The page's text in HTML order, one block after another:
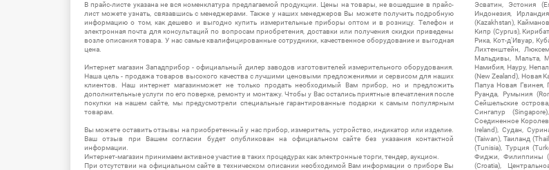
В прайс-листе указана не вся номенклатура предлагаемой продукции. Цены на товары, не вошедшие в прайс-
лист можете узнать, связавшись с менеджерами. Также у наших менеджеров Вы можете получить подробную
информацию о том, как дешево и выгодно купить измерительные приборы оптом и в розницу. Телефон и
электронная почта для консультаций по вопросам приобретения, доставки или получения скидки приведены
возле описания товара. У нас самые квалифицированные сотрудники, качественное оборудование и выгодная
цена.
Интернет магазин Западприбор - официальный дилер заводов изготовителей измерительного оборудования.
Наша цель - продажа товаров высокого качества с лучшими ценовыми предложениями и сервисом для наших
клиентов. Наш интернет магазинможет не только продать необходимый Вам прибор, но и предложить
дополнительные услуги по его поверке, ремонту и монтажу. Чтобы у Вас остались приятные впечатления после
покупки на нашем сайте, мы предусмотрели специальные гарантированные подарки к самым популярным
товарам.
Вы можете оставить отзывы на приобретенный у нас прибор, измеритель, устройство, индикатор или изделие.
Ваш отзыв при Вашем согласии будет опубликован на официальном сайте без указания контактной
информации.
Интернет-магазин принимаем активное участие в таких процедурах как электронные торги, тендер, аукцион.
При отсутствии на официальном сайте в техническом описании необходимой Вам информации о приборе Вы
Эсватин, Эстония
Индонезия,
(Kazakhstan),
Кипр (Cyprus),
Рика, Кот-д'Ивуар,
Лихтенштейн,
Мальдивы, Мальта,
Намибия, Науру,
(New Zealand), Новая
Папуа Новая Гвинея,
Руанда, Румыния
Сейшельские
Сингапур
Соединенное
Ireland), Судан,
(Taiwan), Таиланд
(Tunisia), Турция
Фиджи, Филиппины
(Croatia),